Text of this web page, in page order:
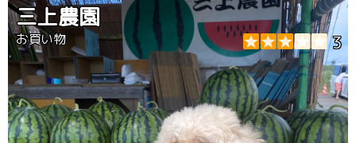
三上農園
お買い物 3